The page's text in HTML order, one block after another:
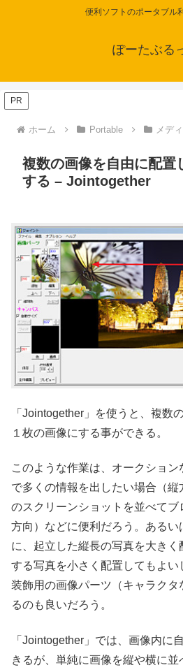
便利ソフトのポータブル
ぽーたぶる
PR
ホーム Portable メデ
複数の画像を自由に配置
する – Jointogether
「Jointogether」を使うと、複数
１枚の画像にする事ができる。
このような作業は、オークショ
で多くの情報を出したい場合（
のスクリーンショットを並べて
方向）などに便利だろう。あるい
に、起立した縦長の写真を大き
する写真を小さく配置してもよ
装飾用の画像パーツ（キャラク
るのも良いだろう。
「Jointogether」では、画像内に
きるが、単純に画像を縦や横に